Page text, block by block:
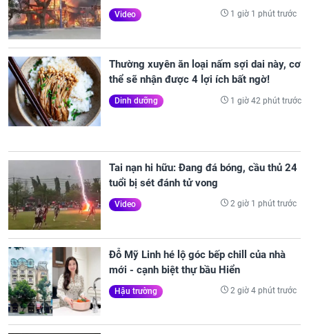
Video 1 giờ 1 phút trước
Thường xuyên ăn loại nấm sợi dai này, cơ
thể sẽ nhận được 4 lợi ích bất ngờ!
Dinh dưỡng 1 giờ 42 phút trước
Tai nạn hi hữu: Đang đá bóng, cầu thủ 24
tuổi bị sét đánh tử vong
Video 2 giờ 1 phút trước
Đỗ Mỹ Linh hé lộ góc bếp chill của nhà
mới - cạnh biệt thự bầu Hiển
Hậu trường 2 giờ 4 phút trước